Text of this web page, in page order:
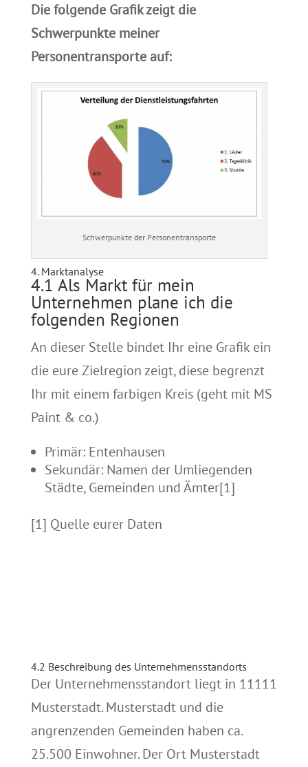
Die folgende Grafik zeigt die
Schwerpunkte meiner
Personentransporte auf:
Schwerpunkte der Personentransporte
4. Marktanalyse
4.1 Als Markt für mein
Unternehmen plane ich die
folgenden Regionen
An dieser Stelle bindet Ihr eine Grafik ein
die eure Zielregion zeigt, diese begrenzt
Ihr mit einem farbigen Kreis (geht mit MS
Paint & co.)
Primär: Entenhausen
Sekundär: Namen der Umliegenden
Städte, Gemeinden und Ämter[1]
[1] Quelle eurer Daten
4.2 Beschreibung des Unternehmensstandorts
Der Unternehmensstandort liegt in 11111
Musterstadt. Musterstadt und die
angrenzenden Gemeinden haben ca.
25.500 Einwohner. Der Ort Musterstadt